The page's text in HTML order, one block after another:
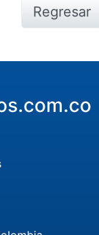
Regresar